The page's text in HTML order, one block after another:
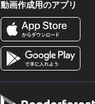
動画作成用のアプリ